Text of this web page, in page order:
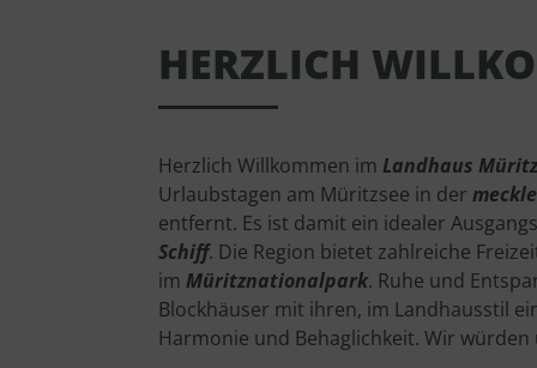
HERZLICH
Herzlich Willkommen im Landhaus
Urlaubstagen am Müritzsee in der
entfernt. Es ist damit ein idealer
Schiff. Die Region bietet zahlreiche
im Müritznationalpark. Ruhe und
Blockhäuser mit ihren, im Landhausstil
Harmonie und Behaglichkeit. Wir